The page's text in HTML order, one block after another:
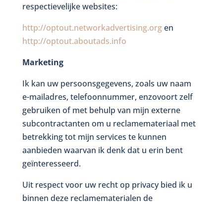
respectievelijke websites:
http://optout.networkadvertising.orgen
http://optout.aboutads.info
Marketing
Ik kan uw persoonsgegevens, zoals uw naam
e-mailadres, telefoonnummer, enzovoort zelf
gebruiken of met behulp van mijn externe
subcontractanten om u reclamemateriaal met
betrekking tot mijn services te kunnen
aanbieden waarvan ik denk dat u erin bent
geïnteresseerd.
Uit respect voor uw recht op privacy bied ik u
binnen deze reclamematerialen de